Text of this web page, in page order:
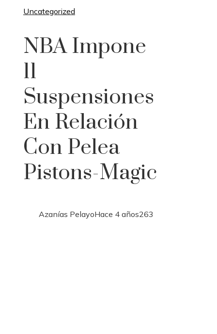
Uncategorized
NBA Impone
11
Suspensiones
En Relación
Con Pelea
Pistons-Magic
Azanías PelayoHace 4 años263